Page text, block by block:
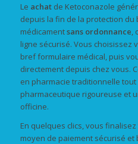
Le achatde Ketoconazole
depuis la fin de la protection du
médicamentsans ordonnance,
ligne sécurisé. Vous choisissez
bref formulaire médical, puis
directement depuis chez vous.
en pharmacie traditionnelle
pharmaceutique rigoureuse et
officine.
En quelques clics, vous
moyen de paiement sécurisé et